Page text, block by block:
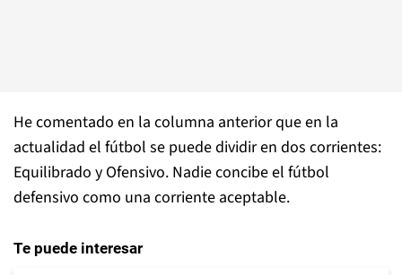
He comentado en la columna anterior que en la
actualidad el fútbol se puede dividir en dos corrientes:
Equilibrado y Ofensivo. Nadie concibe el fútbol
defensivo como una corriente aceptable.
Te puede interesar